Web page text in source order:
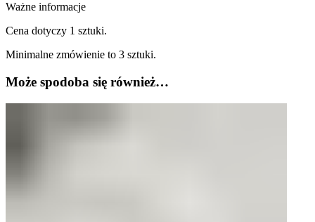
Ważne informacje
Cena dotyczy 1 sztuki.
Minimalne zmówienie to 3 sztuki.
Może spodoba się również…